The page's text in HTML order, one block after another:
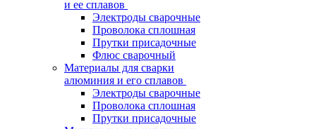
и ее сплавов
Электроды сварочные
Проволока сплошная
Прутки присадочные
Флюс сварочный
Материалы для сварки
алюминия и его сплавов
Электроды сварочные
Проволока сплошная
Прутки присадочные